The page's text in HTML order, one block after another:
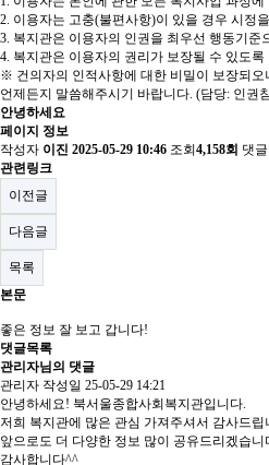
2. 이용자는 고충(불편사항)이 있을 경우 시정
3. 복지관은 이용자의 인권을 최우선 행동기준
4. 복지관은 이용자의 권리가 보장될 수 있도록
※ 건의자의 인적사항에 대한 비밀이 보장되
언제든지 말씀해주시기 바랍니다. (담당: 인권
안녕하세요
페이지 정보
작성자 이진 2025-05-29 10:46 조회 4,158회 댓글
관련링크
이전글
다음글
목록
본문
좋은 정보 잘 보고 갑니다!
댓글목록
관리자님의 댓글
관리자 작성일 25-05-29 14:21
안녕하세요! 북서울종합사회복지관입니다.
저희 복지관에 많은 관심 가져주셔서 감사드립
앞으로도 더 다양한 정보 많이 공유드리겠습니
감사합니다^^